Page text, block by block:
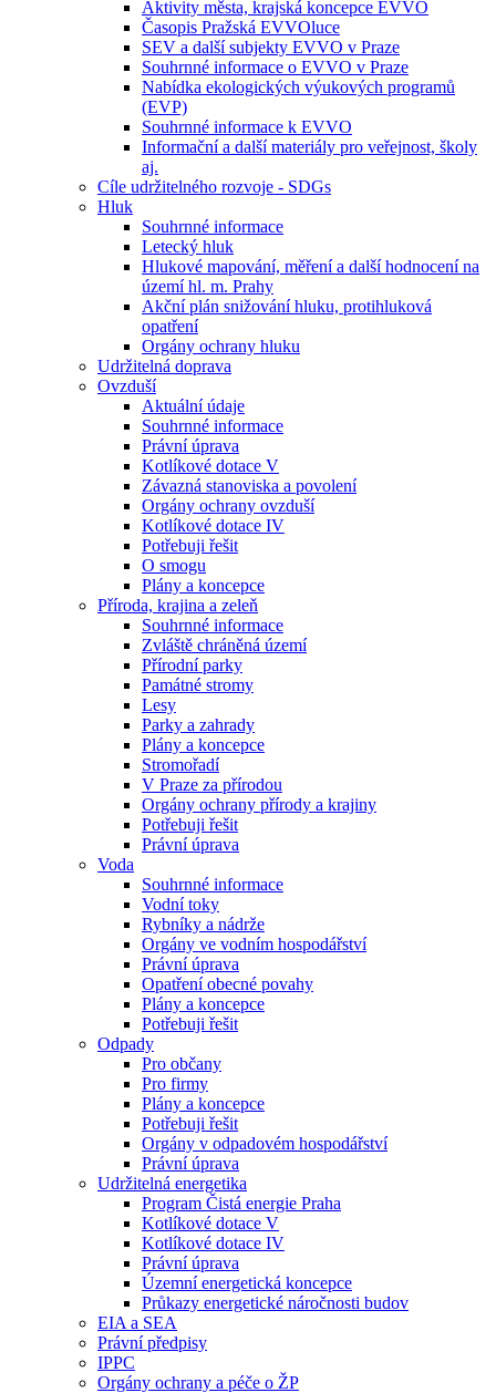
Aktivity města, krajská koncepce EVVO
Časopis Pražská EVVOluce
SEV a další subjekty EVVO v Praze
Souhrnné informace o EVVO v Praze
Nabídka ekologických výukových programů
(EVP)
Souhrnné informace k EVVO
Informační a další materiály pro veřejnost, školy
aj.
Cíle udržitelného rozvoje - SDGs
Hluk
Souhrnné informace
Letecký hluk
Hlukové mapování, měření a další hodnocení na
území hl. m. Prahy
Akční plán snižování hluku, protihluková
opatření
Orgány ochrany hluku
Udržitelná doprava
Ovzduší
Aktuální údaje
Souhrnné informace
Právní úprava
Kotlíkové dotace V
Závazná stanoviska a povolení
Orgány ochrany ovzduší
Kotlíkové dotace IV
Potřebuji řešit
O smogu
Plány a koncepce
Příroda, krajina a zeleň
Souhrnné informace
Zvláště chráněná území
Přírodní parky
Památné stromy
Lesy
Parky a zahrady
Plány a koncepce
Stromořadí
V Praze za přírodou
Orgány ochrany přírody a krajiny
Potřebuji řešit
Právní úprava
Voda
Souhrnné informace
Vodní toky
Rybníky a nádrže
Orgány ve vodním hospodářství
Právní úprava
Opatření obecné povahy
Plány a koncepce
Potřebuji řešit
Odpady
Pro občany
Pro firmy
Plány a koncepce
Potřebuji řešit
Orgány v odpadovém hospodářství
Právní úprava
Udržitelná energetika
Program Čistá energie Praha
Kotlíkové dotace V
Kotlíkové dotace IV
Právní úprava
Územní energetická koncepce
Průkazy energetické náročnosti budov
EIA a SEA
Právní předpisy
IPPC
Orgány ochrany a péče o ŽP